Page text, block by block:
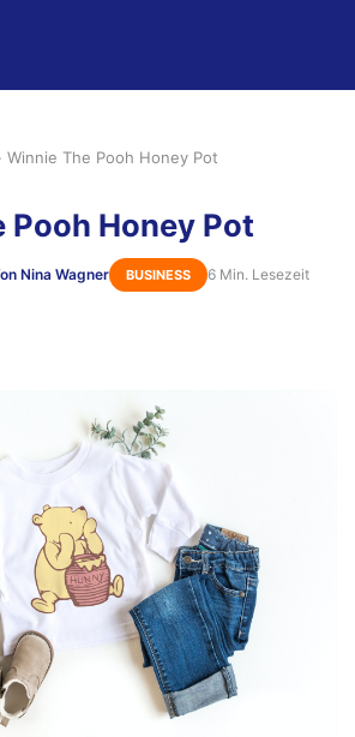
Winnie The Pooh Honey Pot
Pooh Honey Pot
Nina Wagner BUSINESS 6 Min. Lesezeit